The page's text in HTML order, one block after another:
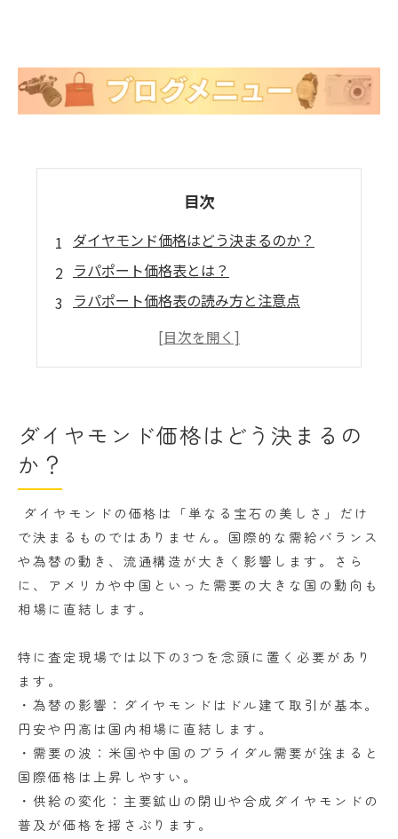
目次
ダイヤモンド価格はどう決まるのか？
ラパポート価格表とは？
ラパポート価格表の読み方と注意点
ラパポート価格と実勢価格の違い
ラパポートに依存しすぎない査定の重要性
ダイヤモンド市場の今後の展望
ダイヤモンド価格はどう決まるの
か？
ダイヤモンドの価格は「単なる宝石の美しさ」だけ
で決まるものではありません。国際的な需給バランス
や為替の動き、流通構造が大きく影響します。さら
に、アメリカや中国といった需要の大きな国の動向も
相場に直結します。
特に査定現場では以下の3つを念頭に置く必要があり
ます。
・為替の影響：ダイヤモンドはドル建て取引が基本。
円安や円高は国内相場に直結します。
・需要の波：米国や中国のブライダル需要が強まると
国際価格は上昇しやすい。
・供給の変化：主要鉱山の閉山や合成ダイヤモンドの
普及が価格を揺さぶります。